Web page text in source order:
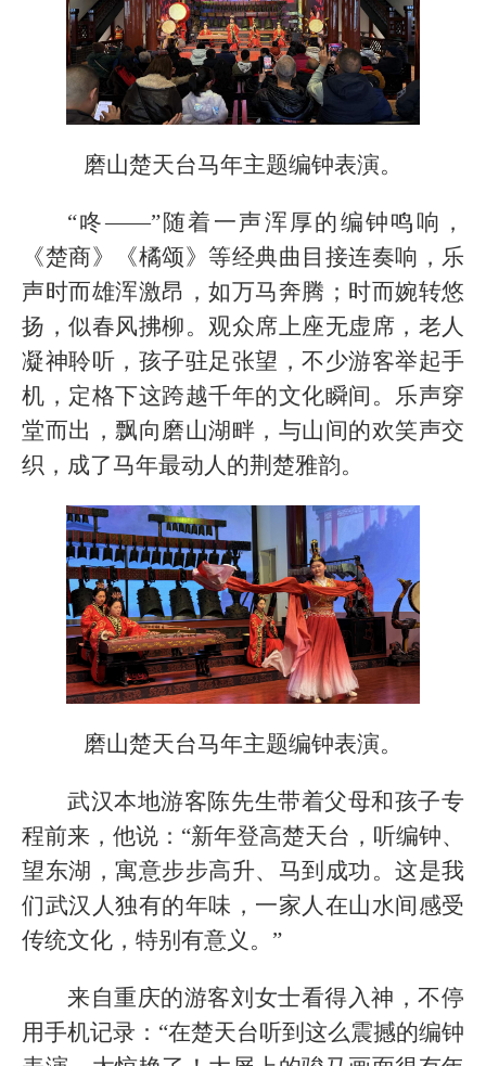
磨山楚天台马年主题编钟表演。
“咚——”随着一声浑厚的编钟鸣响，
《楚商》《橘颂》等经典曲目接连奏响，乐
声时而雄浑激昂，如万马奔腾；时而婉转悠
扬，似春风拂柳。观众席上座无虚席，老人
凝神聆听，孩子驻足张望，不少游客举起手
机，定格下这跨越千年的文化瞬间。乐声穿
堂而出，飘向磨山湖畔，与山间的欢笑声交
织，成了马年最动人的荆楚雅韵。
磨山楚天台马年主题编钟表演。
武汉本地游客陈先生带着父母和孩子专
程前来，他说：“新年登高楚天台，听编钟、
望东湖，寓意步步高升、马到成功。这是我
们武汉人独有的年味，一家人在山水间感受
传统文化，特别有意义。”
来自重庆的游客刘女士看得入神，不停
用手机记录：“在楚天台听到这么震撼的编钟